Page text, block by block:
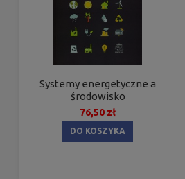
Systemy energetyczne a
środowisko
76,50 zł
DO KOSZYKA